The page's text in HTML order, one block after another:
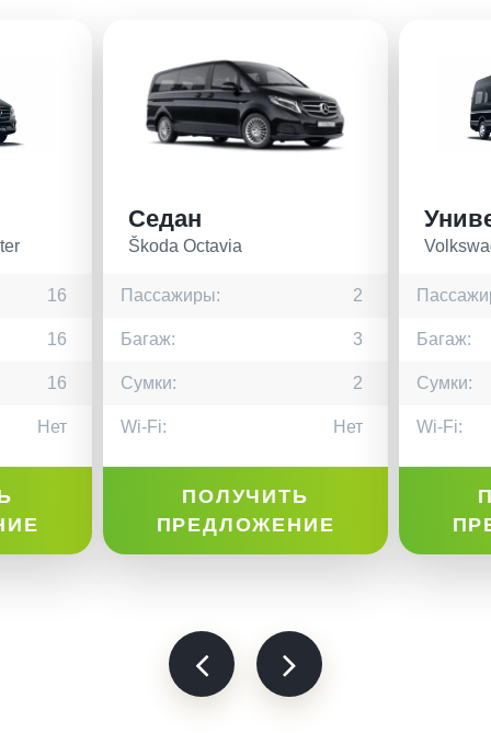
16
16
16
Нет
Седан
Škoda Octavia
Пассажиры: 2
Багаж: 3
Сумки: 2
Wi-Fi: Нет
ПОЛУЧИТЬ
ПРЕДЛОЖЕНИЕ
Багаж:
Сумки:
Wi-Fi: